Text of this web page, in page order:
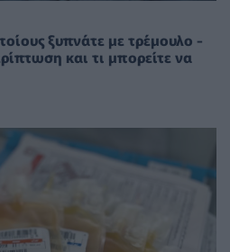
ξυπνάτε με τρέμουλο -
και τι μπορείτε να